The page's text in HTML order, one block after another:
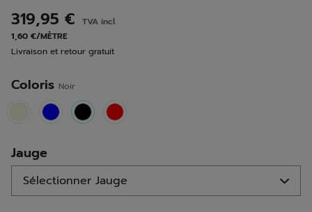
Lien
la
même
319,95 €
TVA incl.
1,60 €/MÈTRE
Livraison et retour gratuit
Coloris Noir
selected
Jauge